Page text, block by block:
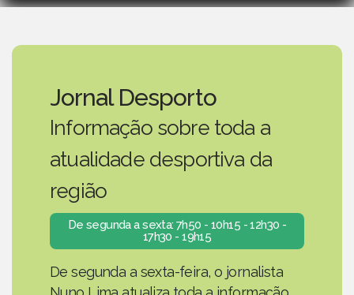
Jornal Desporto
Informação sobre toda a
atualidade desportiva da
região
De segunda a sexta: 7h50 - 10h15 - 12h30 -
17h30 - 19h15
De segunda a sexta-feira, o jornalista